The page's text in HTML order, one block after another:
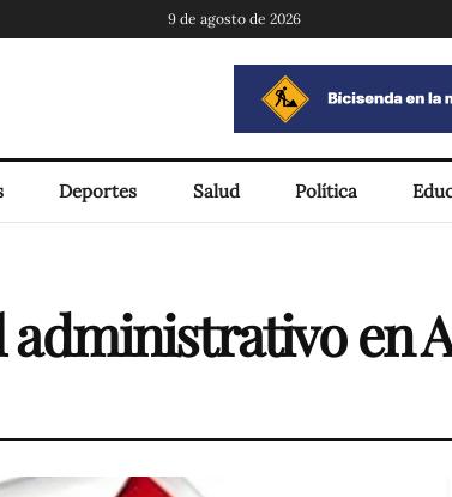
9 de agosto de 2026
Deportes Salud Política
administrativo en